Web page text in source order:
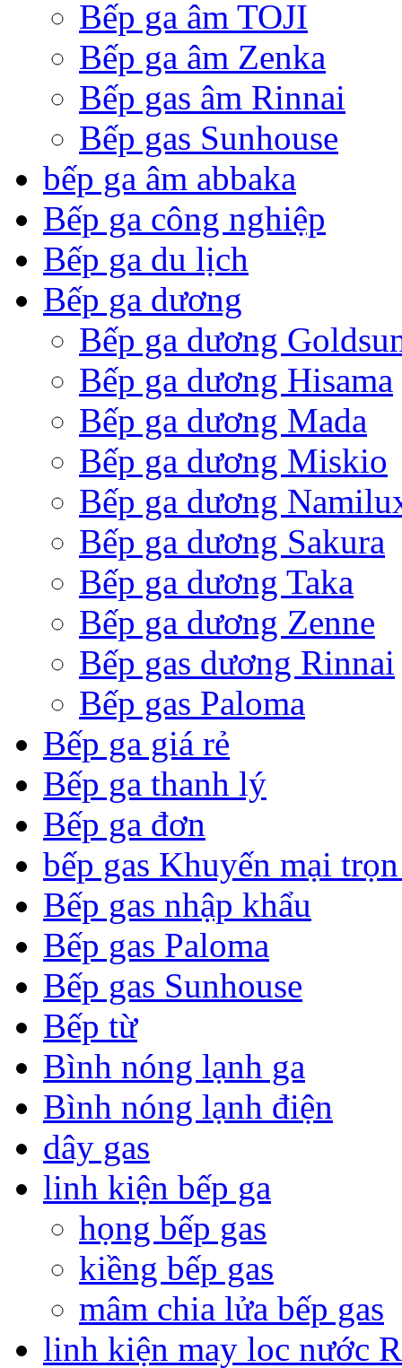
Bếp ga âm TOJI
Bếp ga âm Zenka
Bếp gas âm Rinnai
Bếp gas Sunhouse
bếp ga âm abbaka
Bếp ga công nghiệp
Bếp ga du lịch
Bếp ga dương
Bếp ga dương
Bếp ga dương Hisama
Bếp ga dương Mada
Bếp ga dương Miskio
Bếp ga dương
Bếp ga dương Sakura
Bếp ga dương Taka
Bếp ga dương Zenne
Bếp gas dương Rinnai
Bếp gas Paloma
Bếp ga giá rẻ
Bếp ga thanh lý
Bếp ga đơn
bếp gas Khuyến mại
Bếp gas nhập khẩu
Bếp gas Paloma
Bếp gas Sunhouse
Bếp từ
Bình nóng lạnh ga
Bình nóng lạnh điện
dây gas
linh kiện bếp ga
họng bếp gas
kiềng bếp gas
mâm chia lửa bếp gas
linh kiện may loc nước